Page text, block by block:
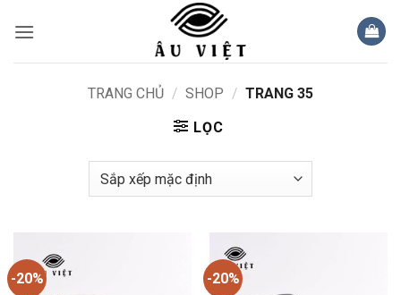
qua
TRANG CHỦ / SHOP / TRANG 35
LỌC
-20% -20%